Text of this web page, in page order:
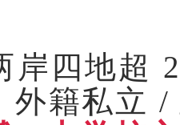
岸四地超
外籍私立 /